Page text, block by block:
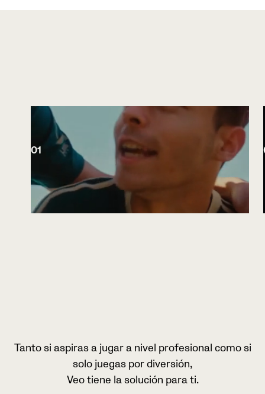
01
Tanto si aspiras a jugar a nivel profesional como si
solo juegas por diversión,
Veo tiene la solución para ti.